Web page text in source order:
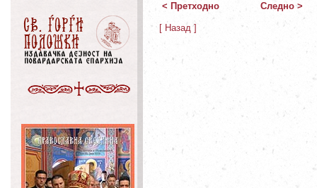
< Претходно Следно >
[ Назад ]